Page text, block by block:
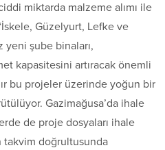
miktarda malzeme alımı ile
Güzelyurt, Lefke ve
yeni şube binaları,
kapasitesini artıracak önemli
bu projeler üzerinde yoğun bir
Gazimağusa’da ihale
de proje dosyaları ihale
takvim doğrultusunda